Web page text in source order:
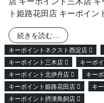
ト姫路花田店 キーポイ
続きを読む… from 営業時
キーポイントネクスト西淀店
キーポイント三木店
キーポ
キーポイント北伊丹店
キー
キーポイント姫路花田店
キ
キーポイント摂津鳥飼店